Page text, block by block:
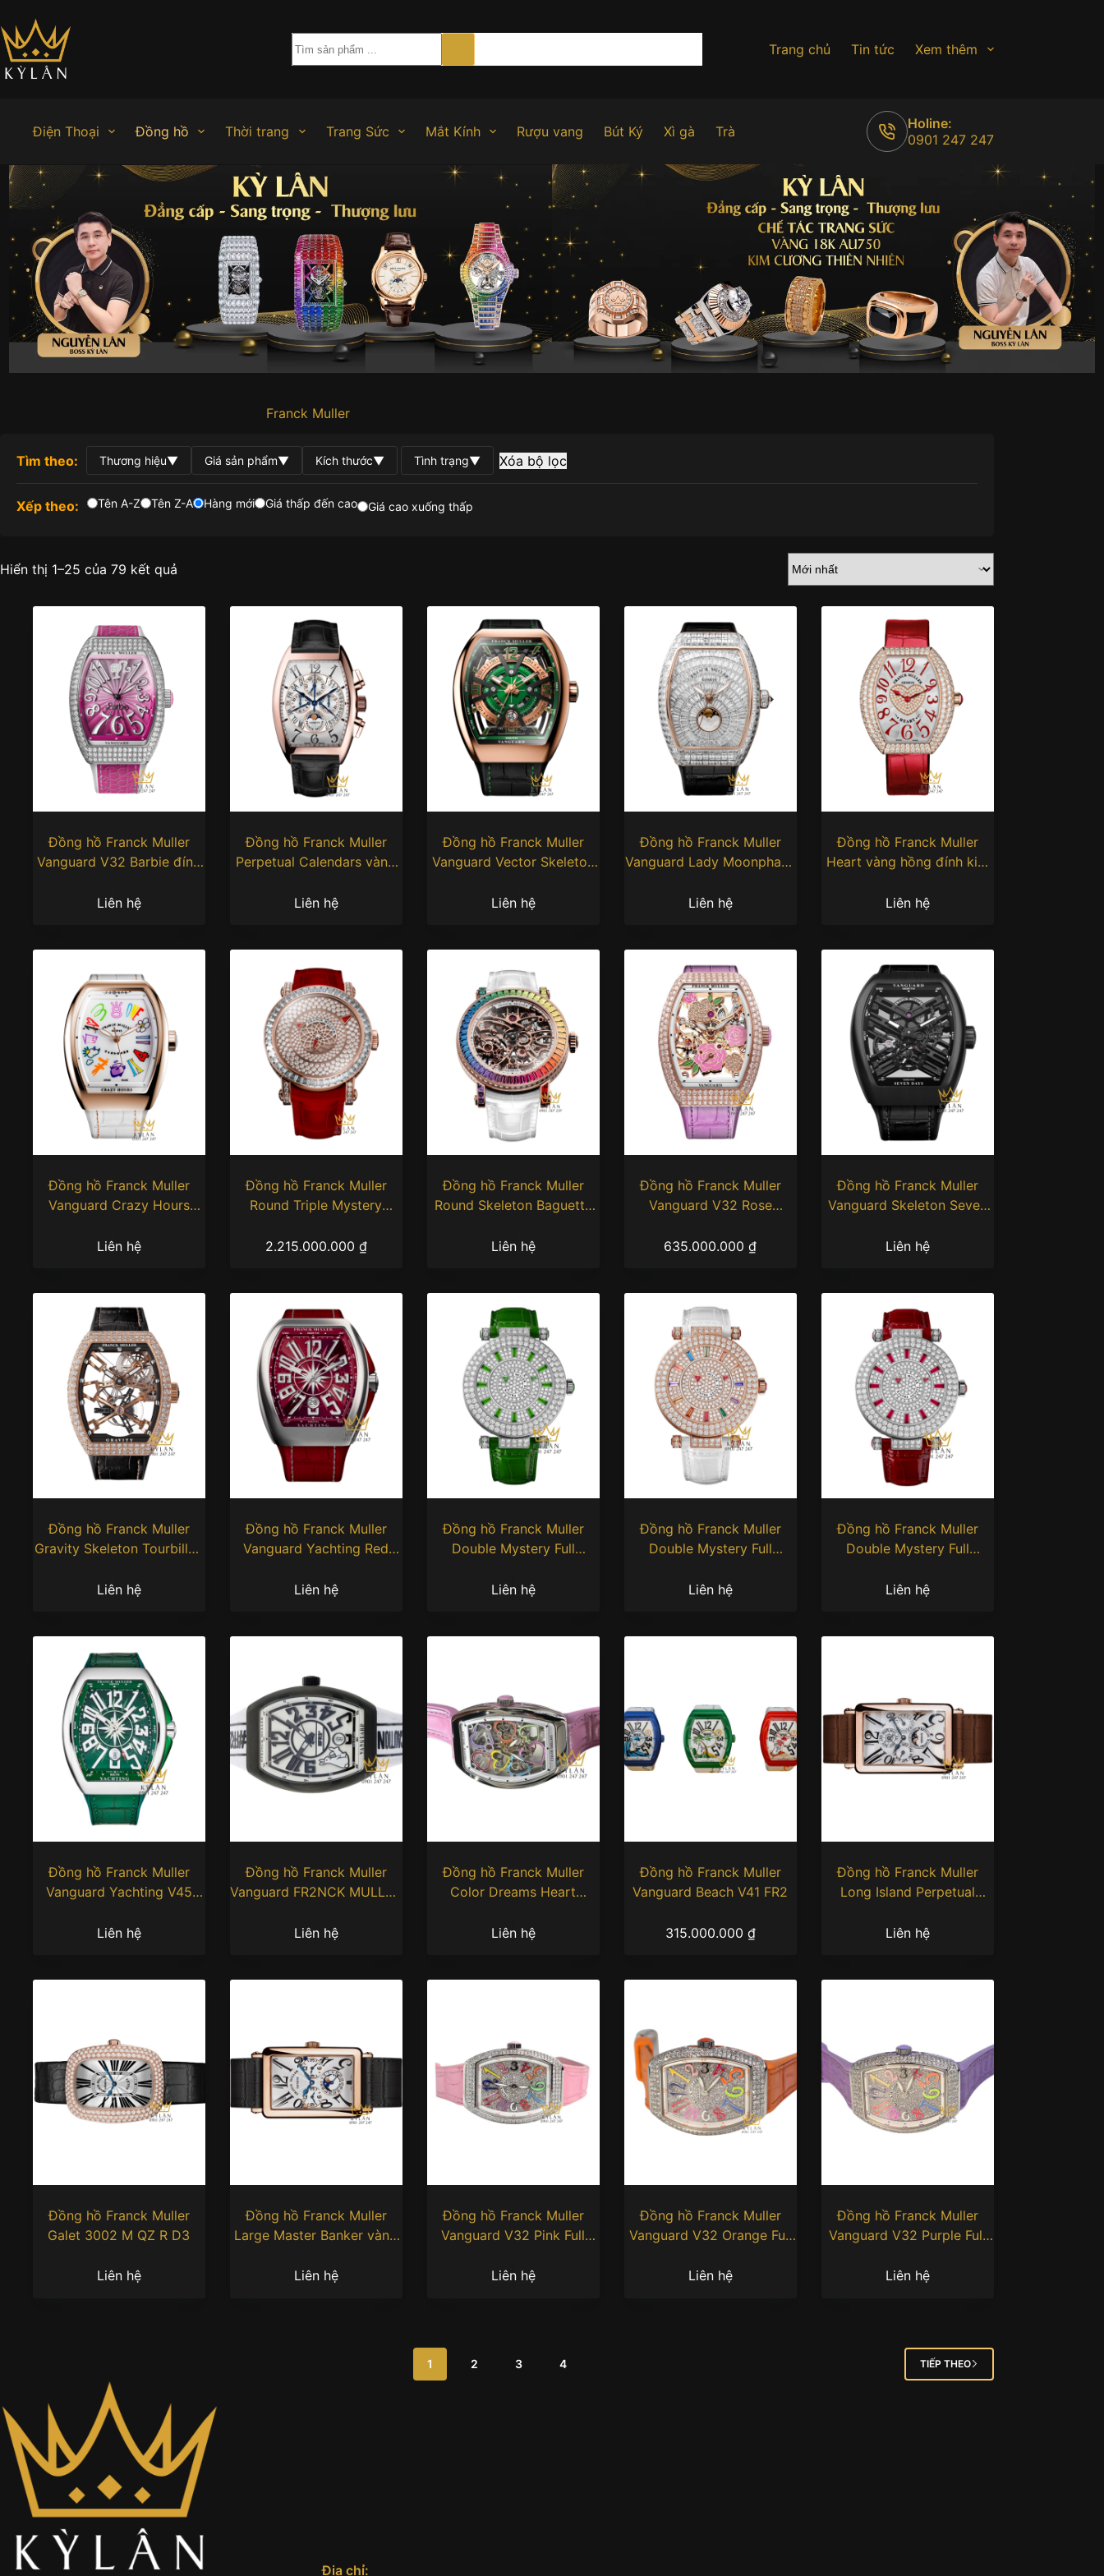
đến
phần
nội
dung
Trang chủ Tin tức Xem thêm
Điện Thoại Đồng hồ Thời trang Trang Sức Mắt Kính Rượu vang Bút Ký Xì gà Trà
Holine:
0901 247 247
Franck Muller
Tìm theo: Thương hiệu▼ Giá sản phẩm▼ Kích thước▼ Tình trạng▼ Xóa bộ lọc
Xếp theo: Tên A-Z Tên Z-A Hàng mới Giá thấp đến cao Giá cao xuống thấp
Hiển thị 1–25 của 79 kết quả
Đồng hồ Franck Muller
Vanguard V32 Barbie đính
Liên hệ
Đồng hồ Franck Muller
Perpetual Calendars vàng
Liên hệ
Đồng hồ Franck Muller
Vanguard Vector Skeleton
Liên hệ
Đồng hồ Franck Muller
Vanguard Lady Moonphase
Liên hệ
Đồng hồ Franck Muller
Heart vàng hồng đính kim
Liên hệ
Đồng hồ Franck Muller
Vanguard Crazy Hours
Liên hệ
Đồng hồ Franck Muller
Round Triple Mystery
2.215.000.000 ₫
Đồng hồ Franck Muller
Round Skeleton Baguette
Liên hệ
Đồng hồ Franck Muller
Vanguard V32 Rose
635.000.000₫
Đồng hồ Franck Muller
Vanguard Skeleton Seven
Liên hệ
Đồng hồ Franck Muller
Gravity Skeleton Tourbillon
Liên hệ
Đồng hồ Franck Muller
Vanguard Yachting Red
Liên hệ
Đồng hồ Franck Muller
Double Mystery Full
Liên hệ
Đồng hồ Franck Muller
Double Mystery Full
Liên hệ
Đồng hồ Franck Muller
Double Mystery Full
Liên hệ
Đồng hồ Franck Muller
Vanguard Yachting V45
Liên hệ
Đồng hồ Franck Muller
Vanguard FR2NCK MULLER
Liên hệ
Đồng hồ Franck Muller
Color Dreams Heart
Liên hệ
Đồng hồ Franck Muller
Vanguard Beach V41 FR2
315.000.000 ₫
Đồng hồ Franck Muller
Long Island Perpetual
QP
Liên hệ
Đồng hồ Franck Muller
Galet 3002 M QZ R D3
Liên hệ
Đồng hồ Franck Muller
Large Master Banker vàng
Liên hệ
Đồng hồ Franck Muller
Vanguard V32 Pink Full
Liên hệ
Đồng hồ Franck Muller
Vanguard V32 Orange Full
Liên hệ
Đồng hồ Franck Muller
Vanguard V32 Purple Full
Liên hệ
1 2 3 4 TIẾP THEO
Địa chỉ: